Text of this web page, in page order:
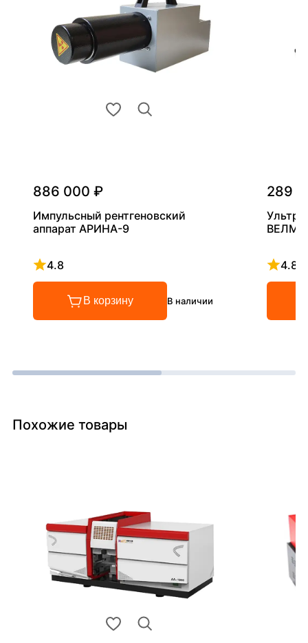
886 000 ₽
Импульсный рентгеновский
аппарат АРИНА-9
4.8
Рейтинг 4.8 из 5
В корзину В наличии
289
4.8
Похожие товары